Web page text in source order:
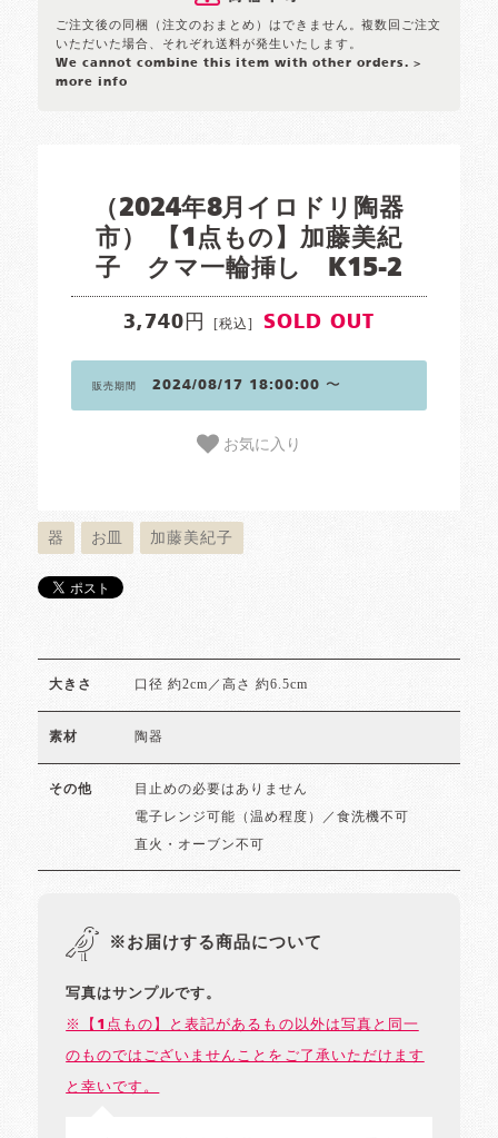
ご注文後の同梱（注文のおまとめ）はできません。複数回ご注文
いただいた場合、それぞれ送料が発生いたします。
We cannot combine this item with other orders. >
more info
（2024年8月イロドリ陶器
市） 【1点もの】加藤美紀
子 クマ一輪挿し K15-2
3,740円 [税込] SOLD OUT
販売期間 2024/08/17 18:00:00 〜
お気に入り
器 お皿 加藤美紀子
大きさ 口径 約2cm／高さ 約6.5cm
素材 陶器
その他 目止めの必要はありません
電子レンジ可能（温め程度）／食洗機不可
直火・オーブン不可
※お届けする商品について
写真はサンプルです。
※【1点もの】と表記があるもの以外は写真と同一
のものではございませんことをご了承いただけます
と幸いです。